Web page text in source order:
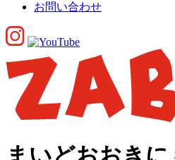
お問い合わせ